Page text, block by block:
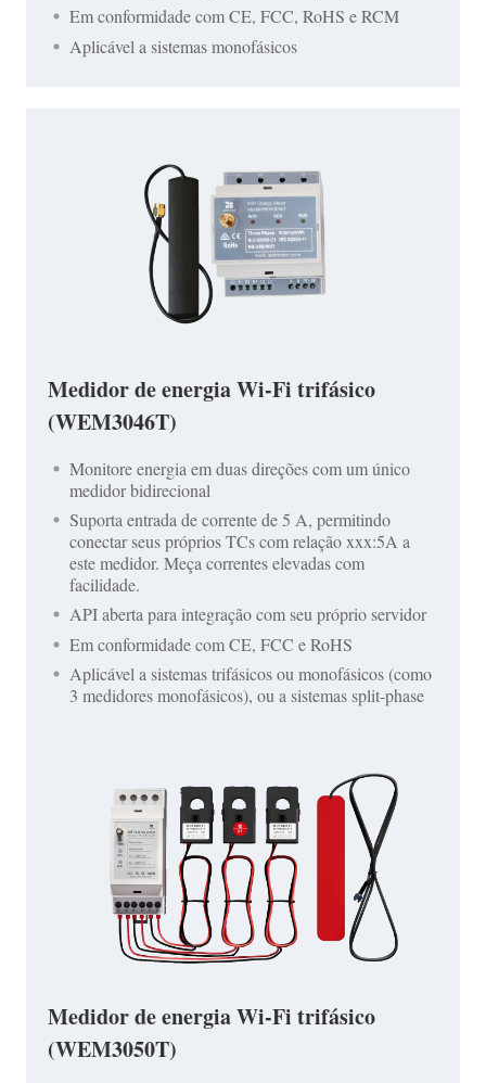
Em conformidade com CE, FCC, RoHS e RCM
Aplicável a sistemas monofásicos
Medidor de energia Wi-Fi trifásico
(WEM3046T)
Monitore energia em duas direções com um único
medidor bidirecional
Suporta entrada de corrente de 5 A, permitindo
conectar seus próprios TCs com relação xxx:5A a
este medidor. Meça correntes elevadas com
facilidade.
API aberta para integração com seu próprio servidor
Em conformidade com CE, FCC e RoHS
Aplicável a sistemas trifásicos ou monofásicos (como
3 medidores monofásicos), ou a sistemas split-phase
Medidor de energia Wi-Fi trifásico
(WEM3050T)